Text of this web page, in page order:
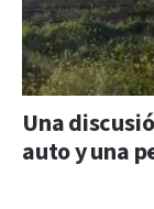
Una
auto y una